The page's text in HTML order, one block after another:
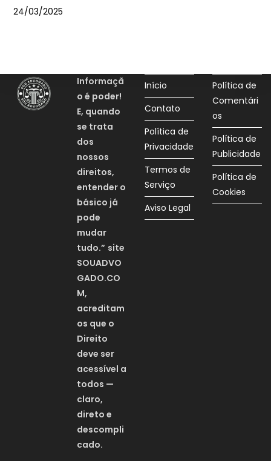
24/03/2025
Informaçã
o é poder!
E, quando
se trata
dos
nossos
direitos,
entender o
básico já
pode
mudar
tudo.” site
SOUADVO
GADO.CO
M,
acreditam
os que o
Direito
deve ser
acessível a
todos —
claro,
direto e
descompli
cado.
Início
Contato
Política de
Privacidade
Termos de
Serviço
Aviso Legal
Política de
Comentári
os
Política de
Publicidade
Política de
Cookies